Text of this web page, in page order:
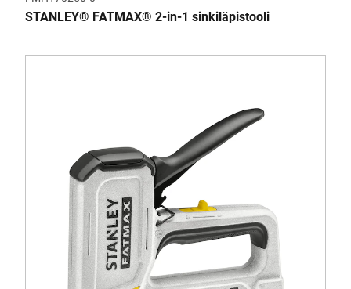
STANLEY® FATMAX® 2-in-1 sinkiläpistooli